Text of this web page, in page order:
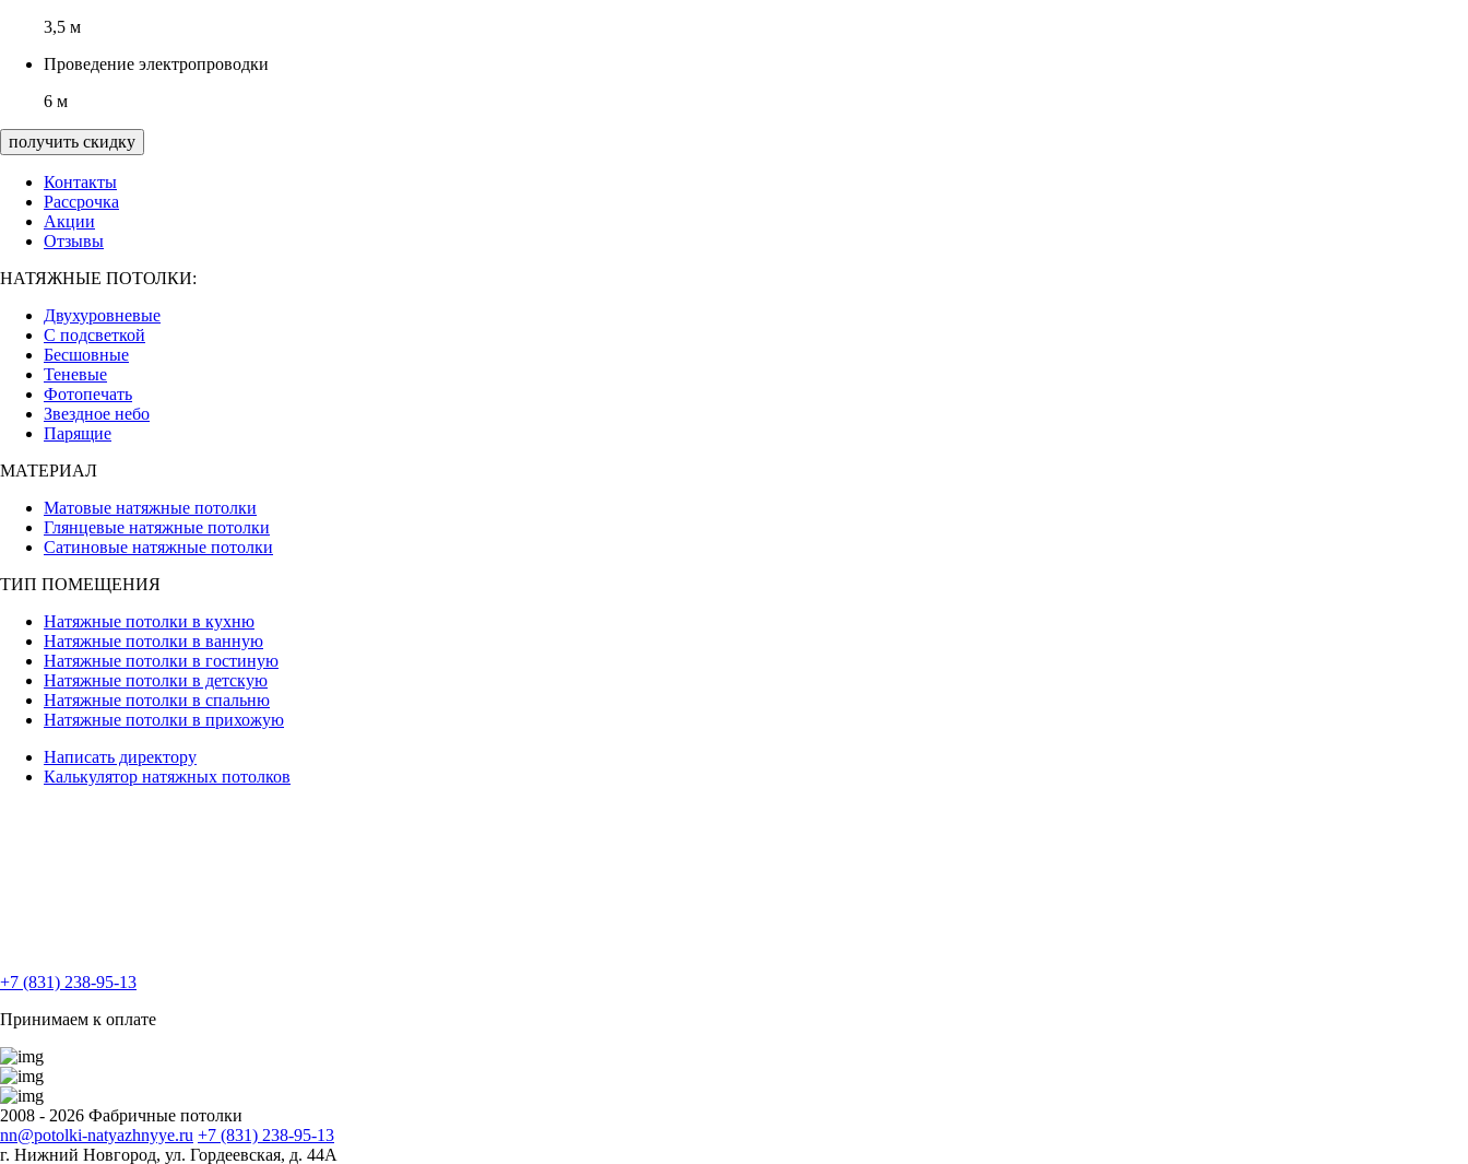
3,5 м
Проведение электропроводки
6 м
получить скидку
Контакты
Рассрочка
Акции
Отзывы
НАТЯЖНЫЕ ПОТОЛКИ:
Двухуровневые
С подсветкой
Бесшовные
Теневые
Фотопечать
Звездное небо
Парящие
МАТЕРИАЛ
Матовые натяжные потолки
Глянцевые натяжные потолки
Сатиновые натяжные потолки
ТИП ПОМЕЩЕНИЯ
Натяжные потолки в кухню
Натяжные потолки в ванную
Натяжные потолки в гостиную
Натяжные потолки в детскую
Натяжные потолки в спальню
Натяжные потолки в прихожую
Написать директору
Калькулятор натяжных потолков
+7 (831) 238-95-13
Принимаем к оплате
2008 - 2026 Фабричные потолки
nn@potolki-natyazhnyye.ru +7 (831) 238-95-13
г. Нижний Новгород, ул. Гордеевская, д. 44А